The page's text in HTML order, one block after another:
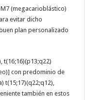
(megacarioblástico)
evitar dicho
plan personalizado
t(16;16)(p13;q22)
con predominio de
t(15;17)(q22;q12),
también en estos